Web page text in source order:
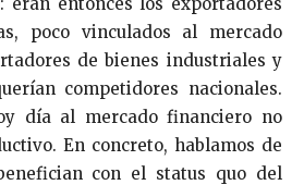
poco vinculados al mercado
de bienes industriales y
competidores nacionales.
día al mercado financiero no
En concreto, hablamos de
con el status quo del